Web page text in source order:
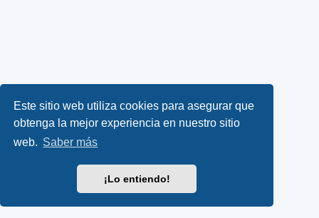
Este sitio web utiliza cookies para asegurar que
obtenga la mejor experiencia en nuestro sitio
web. Saber más
¡Lo entiendo!